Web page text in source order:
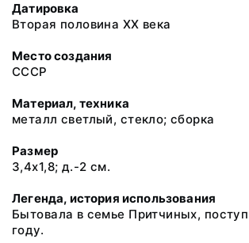
Датировка
Вторая половина XX века
Место создания
СССР
Материал, техника
металл светлый, стекло; сборка
Размер
3,4х1,8; д.-2 см.
Легенда, история использования
Бытовала в семье Притчиных,
году.